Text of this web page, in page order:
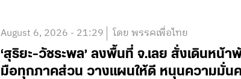
August 6, 2026 - 21:29 โดย พรรคเพื่อไทย
‘สุริยะ-วัชระพล’ ลงพื้นที่ จ.เลย สั่งเดินห
มือทุกภาคส่วน วางแผนให้ดี หนุนความมั่น